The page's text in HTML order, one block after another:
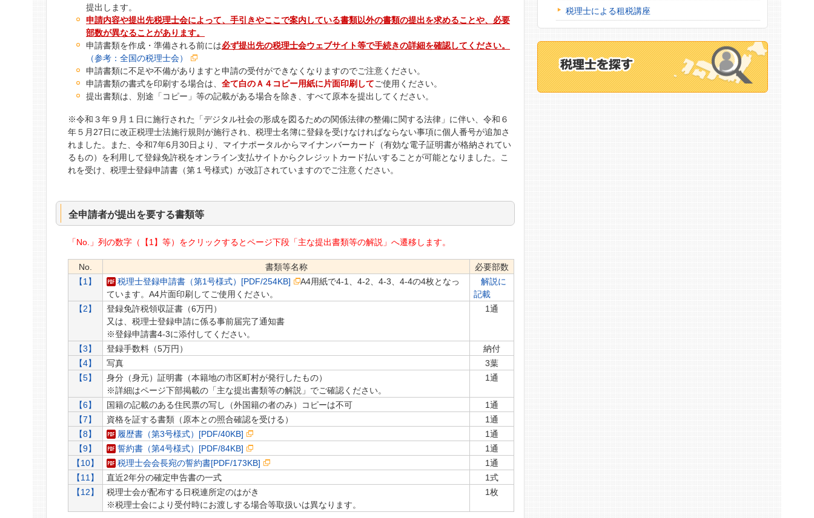
提出します。
申請内容や提出先税理士会によって、手引きやここで案内している書類以外の書類の提出を求めることや、必要
部数が異なることがあります。
申請書類を作成・準備される前には必ず提出先の税理士会ウェブサイト等で手続きの詳細を確認してください。
（参考：全国の税理士会）
申請書類に不足や不備がありますと申請の受付ができなくなりますのでご注意ください。
申請書類の書式を印刷する場合は、全て白のＡ４コピー用紙に片面印刷してご使用ください。
提出書類は、別途「コピー」等の記載がある場合を除き、すべて原本を提出してください。
※令和３年９月１日に施行された「デジタル社会の形成を図るための関係法律の整備に関する法律」に伴い、令和６
年５月27日に改正税理士法施行規則が施行され、税理士名簿に登録を受けなければならない事項に個人番号が追加さ
れました。また、令和7年6月30日より、マイナポータルからマイナンバーカード（有効な電子証明書が格納されてい
るもの）を利用して登録免許税をオンライン支払サイトからクレジットカード払いすることが可能となりました。こ
れを受け、税理士登録申請書（第１号様式）が改訂されていますのでご注意ください。
全申請者が提出を要する書類等
「No.」列の数字（【1】等）をクリックするとページ下段「主な提出書類等の解説」へ遷移します。
No. 書類等名称
必要部数
【1】
税理士登録申請書（第1号様式）[PDF/254KB]
A4用紙で4-1、4-2、4-3、4-4の4枚となっ
ています。A4片面印刷してご使用ください。
解説に
記載
【2】
登録免許税領収証書（6万円）
又は、税理士登録申請に係る事前届完了通知書
※登録申請書4-3に添付してください。
1通
【3】 登録手数料（5万円）
納付
【4】
写真
3葉
【5】
身分（身元）証明書（本籍地の市区町村が発行したもの）
※詳細はページ下部掲載の「主な提出書類等の解説」でご確認ください。
1通
【6】 国籍の記載のある住民票の写し（外国籍の者のみ）コピーは不可
1通
【7】
資格を証する書類（原本との照合確認を受ける）
1通
【8】
履歴書（第3号様式）[PDF/40KB]
1通
【9】
誓約書（第4号様式）[PDF/84KB]
1通
【10】
税理士会会長宛の誓約書[PDF/173KB]
1通
【11】
直近2年分の確定申告書の一式
1式
【12】
税理士会が配布する日税連所定のはがき
※税理士会により受付時にお渡しする場合等取扱いは異なります。
1枚
税理士による租税講座